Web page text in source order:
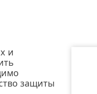
и
защиты